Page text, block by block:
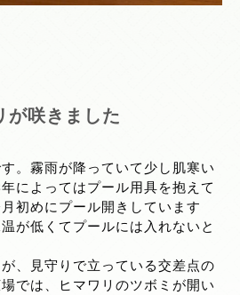
咲きました
。霧雨が降っていて少し肌寒い
によってはプール用具を抱えて
初めにプール開きしています
が低くてプールには入れないと
、見守りで立っている交差点の
では、ヒマワリのツボミが開い